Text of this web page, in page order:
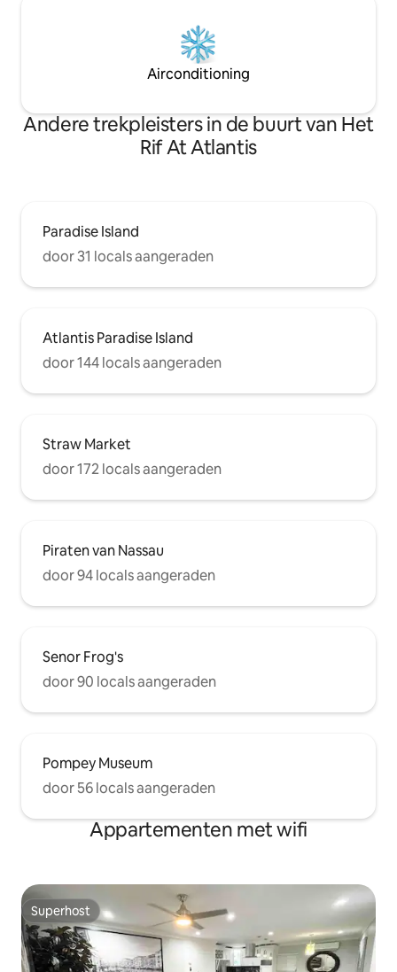
Airconditioning
Andere trekpleisters in de buurt van Het
Rif At Atlantis
Paradise Island
door 31 locals aangeraden
Atlantis Paradise Island
door 144 locals aangeraden
Straw Market
door 172 locals aangeraden
Piraten van Nassau
door 94 locals aangeraden
Senor Frog's
door 90 locals aangeraden
Pompey Museum
door 56 locals aangeraden
Appartementen met wifi
Superhost
Superhost